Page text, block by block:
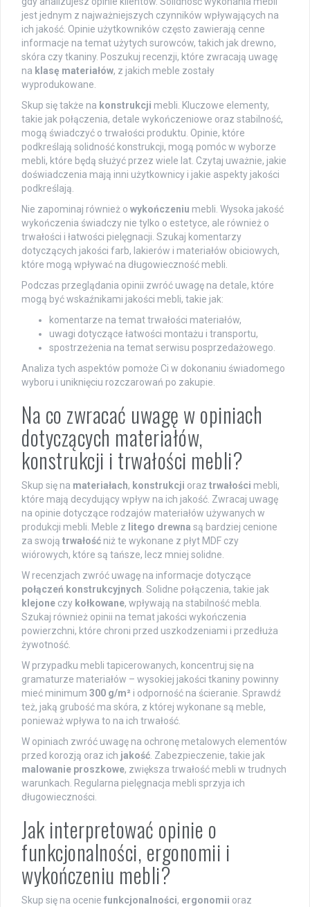
jest jednym z najważniejszych czynników wpływających na
ich jakość. Opinie użytkowników często zawierają cenne
informacje na temat użytych surowców, takich jak drewno,
skóra czy tkaniny. Poszukuj recenzji, które zwracają uwagę
na klasę materiałów, z jakich meble zostały
wyprodukowane.
Skup się także na konstrukcji mebli. Kluczowe elementy,
takie jak połączenia, detale wykończeniowe oraz stabilność,
mogą świadczyć o trwałości produktu. Opinie, które
podkreślają solidność konstrukcji, mogą pomóc w wyborze
mebli, które będą służyć przez wiele lat. Czytaj uważnie, jakie
doświadczenia mają inni użytkownicy i jakie aspekty jakości
podkreślają.
Nie zapominaj również o wykończeniu mebli. Wysoka jakość
wykończenia świadczy nie tylko o estetyce, ale również o
trwałości i łatwości pielęgnacji. Szukaj komentarzy
dotyczących jakości farb, lakierów i materiałów obiciowych,
które mogą wpływać na długowieczność mebli.
Podczas przeglądania opinii zwróć uwagę na detale, które
mogą być wskaźnikami jakości mebli, takie jak:
komentarze na temat trwałości materiałów,
uwagi dotyczące łatwości montażu i transportu,
spostrzeżenia na temat serwisu posprzedażowego.
Analiza tych aspektów pomoże Ci w dokonaniu świadomego
wyboru i uniknięciu rozczarowań po zakupie.
Na co zwracać uwagę w opiniach
dotyczących materiałów,
konstrukcji i trwałości mebli?
Skup się na materiałach, konstrukcji oraz trwałości mebli,
które mają decydujący wpływ na ich jakość. Zwracaj uwagę
na opinie dotyczące rodzajów materiałów używanych w
produkcji mebli. Meble z litego drewna są bardziej cenione
za swoją trwałość niż te wykonane z płyt MDF czy
wiórowych, które są tańsze, lecz mniej solidne.
W recenzjach zwróć uwagę na informacje dotyczące
połączeń konstrukcyjnych . Solidne połączenia, takie jak
klejone czy kołkowane, wpływają na stabilność mebla.
Szukaj również opinii na temat jakości wykończenia
powierzchni, które chroni przed uszkodzeniami i przedłuża
żywotność.
W przypadku mebli tapicerowanych, koncentruj się na
gramaturze materiałów – wysokiej jakości tkaniny powinny
mieć minimum 300 g/m² i odporność na ścieranie. Sprawdź
też, jaką grubość ma skóra, z której wykonane są meble,
ponieważ wpływa to na ich trwałość.
W opiniach zwróć uwagę na ochronę metalowych elementów
przed korozją oraz ich jakość . Zabezpieczenie, takie jak
malowanie proszkowe, zwiększa trwałość mebli w trudnych
warunkach. Regularna pielęgnacja mebli sprzyja ich
długowieczności.
Jak interpretować opinie o
funkcjonalności, ergonomii i
wykończeniu mebli?
Skup się na ocenie funkcjonalności, ergonomii oraz